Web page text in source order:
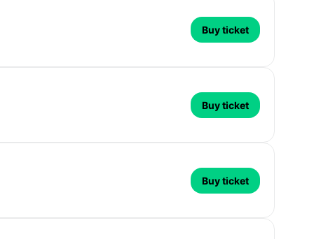
Buy ticket
Buy ticket
Buy ticket